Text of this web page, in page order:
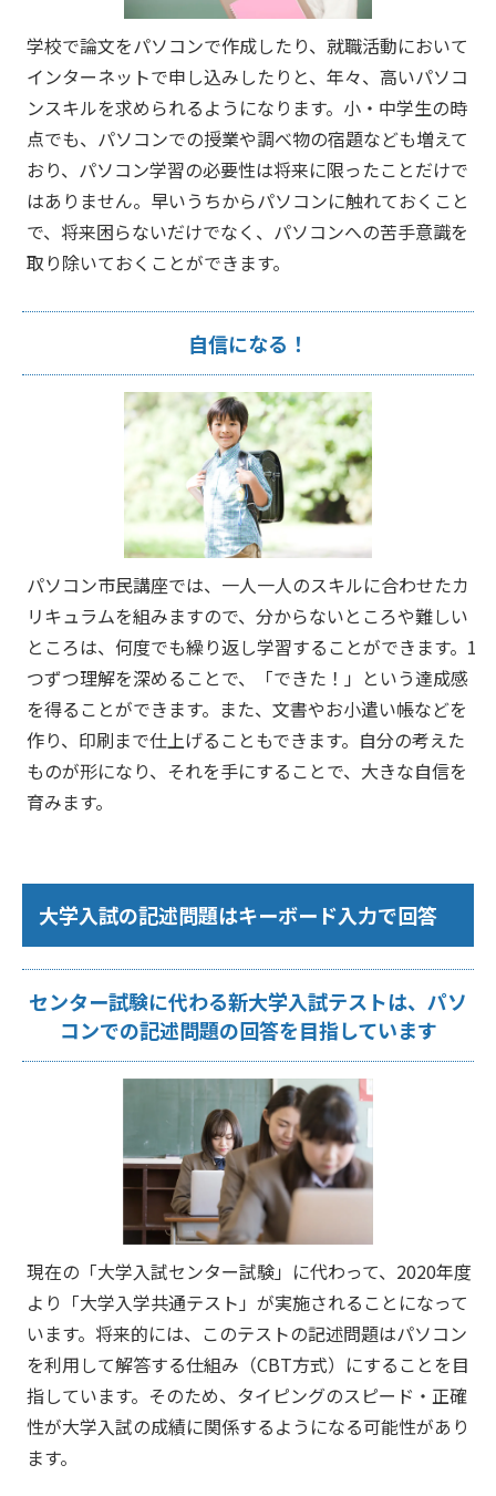
学校で論文をパソコンで作成したり、就職活動において
インターネットで申し込みしたりと、年々、高いパソコ
ンスキルを求められるようになります。小・中学生の時
点でも、パソコンでの授業や調べ物の宿題なども増えて
おり、パソコン学習の必要性は将来に限ったことだけで
はありません。早いうちからパソコンに触れておくこと
で、将来困らないだけでなく、パソコンへの苦手意識を
取り除いておくことができます。
自信になる！
パソコン市民講座では、一人一人のスキルに合わせたカ
リキュラムを組みますので、分からないところや難しい
ところは、何度でも繰り返し学習することができます。1
つずつ理解を深めることで、「できた！」という達成感
を得ることができます。また、文書やお小遣い帳などを
作り、印刷まで仕上げることもできます。自分の考えた
ものが形になり、それを手にすることで、大きな自信を
育みます。
大学入試の記述問題はキーボード入力で回答
センター試験に代わる新大学入試テストは、パソ
コンでの記述問題の回答を目指しています
現在の「大学入試センター試験」に代わって、2020年度
より「大学入学共通テスト」が実施されることになって
います。将来的には、このテストの記述問題はパソコン
を利用して解答する仕組み（CBT方式）にすることを目
指しています。そのため、タイピングのスピード・正確
性が大学入試の成績に関係するようになる可能性があり
ます。